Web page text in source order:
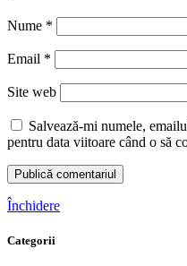
Nume *
Email *
Site web
Salvează-mi numele,
pentru data viitoare când o să
Închidere
Categorii